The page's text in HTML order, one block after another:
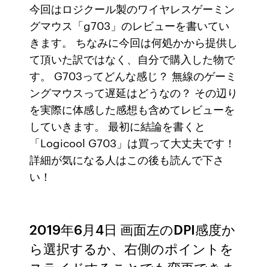
今回はロジクール製のワイヤレスゲーミン
グマウス「g703」のレビューを書いてい
きます。 ちなみに今回は何処かから提供し
て頂いた訳ではなく、自分で購入した物で
す。 G703ってどんな感じ？ 無線のゲーミ
ングマウスって遅延はどうなの？ その辺り
を実際に体感した感想も含めてレビューを
していきます。 最初に結論を書くと
「Logicool G703」は買って大丈夫です！
詳細が気になる人はこの後も読んで下さ
い！
2019年6月4日 画面左のDPI感度か
ら選択するか、右側のポイントを